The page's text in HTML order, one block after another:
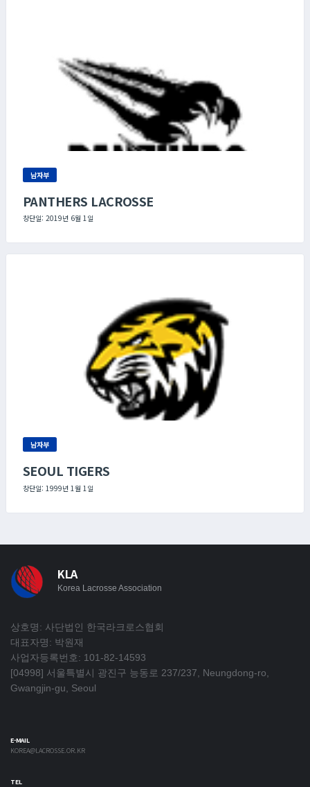
남자부
PANTHERS LACROSSE
창단일: 2019년 6월 1일
남자부
SEOUL TIGERS
창단일: 1999년 1월 1일
KLA
Korea Lacrosse Association
상호명: 사단법인 한국라크로스협회
대표자명: 박원재
사업자등록번호: 101-82-14593
[04998] 서울특별시 광진구 능동로 237/237, Neungdong-ro,
Gwangjin-gu, Seoul
E-MAIL
KOREA@LACROSSE.OR.KR
TEL